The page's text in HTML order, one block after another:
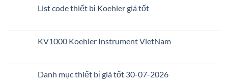
List code thiết bị Koehler giá tốt
KV1000 Koehler Instrument VietNam
Danh mục thiết bị giá tốt 30-07-2026